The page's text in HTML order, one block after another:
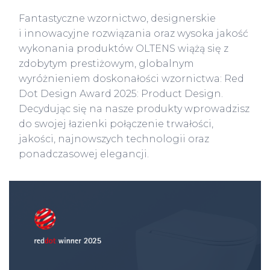
Fantastyczne wzornictwo, designerskie
i innowacyjne rozwiązania oraz wysoka jakość
wykonania produktów OLTENS wiążą się z
zdobytym prestiżowym, globalnym
wyróżnieniem doskonałości wzornictwa: Red
Dot Design Award 2025: Product Design.
Decydując się na nasze produkty wprowadzisz
do swojej łazienki połączenie trwałości,
jakości, najnowszych technologii oraz
ponadczasowej elegancji.